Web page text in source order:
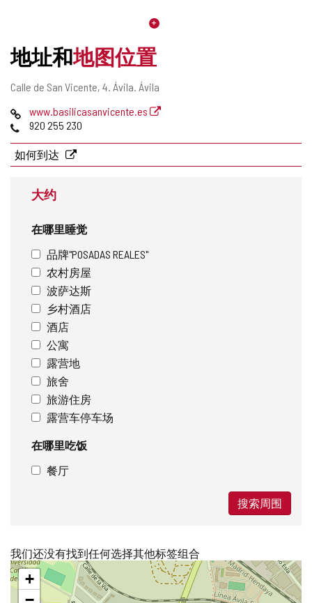
地址和地图位置
邮
地
址
Calle de San Vicente, 4. Ávila. Ávila
网
页
www.basilicasanvicente.es
电
920 255 230
如何到达
大约
在哪里睡觉
品牌"POSADAS REALES"
农村房屋
波萨达斯
乡村酒店
酒店
公寓
露营地
旅舍
旅游住房
露营车停车场
在哪里吃饭
餐厅
搜索周围
我们还没有找到任何选择其他标签组合
跳
过
地
+
−